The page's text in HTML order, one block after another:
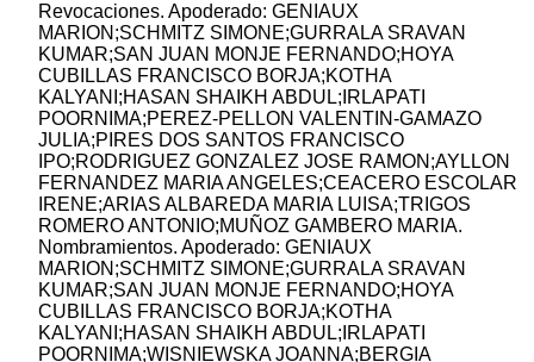
Revocaciones. Apoderado: GENIAUX
MARION;SCHMITZ SIMONE;GURRALA SRAVAN
KUMAR;SAN JUAN MONJE FERNANDO;HOYA
CUBILLAS FRANCISCO BORJA;KOTHA
KALYANI;HASAN SHAIKH ABDUL;IRLAPATI
POORNIMA;PEREZ-PELLON VALENTIN-GAMAZO
JULIA;PIRES DOS SANTOS FRANCISCO
IPO;RODRIGUEZ GONZALEZ JOSE RAMON;AYLLON
FERNANDEZ MARIA ANGELES;CEACERO ESCOLAR
IRENE;ARIAS ALBAREDA MARIA LUISA;TRIGOS
ROMERO ANTONIO;MUÑOZ GAMBERO MARIA.
Nombramientos. Apoderado: GENIAUX
MARION;SCHMITZ SIMONE;GURRALA SRAVAN
KUMAR;SAN JUAN MONJE FERNANDO;HOYA
CUBILLAS FRANCISCO BORJA;KOTHA
KALYANI;HASAN SHAIKH ABDUL;IRLAPATI
POORNIMA;WISNIEWSKA JOANNA;BERGIA